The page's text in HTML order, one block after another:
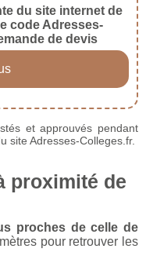
du site internet de
code Adresses-
de devis
et approuvés pendant
site Adresses-Colleges.fr.
proximité de
proches de celle de
pour retrouver les